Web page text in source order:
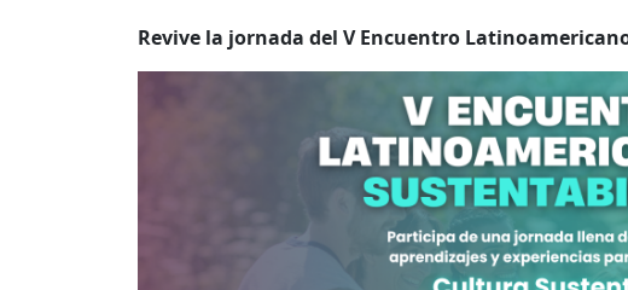
Revive la jornada del V Encuentro